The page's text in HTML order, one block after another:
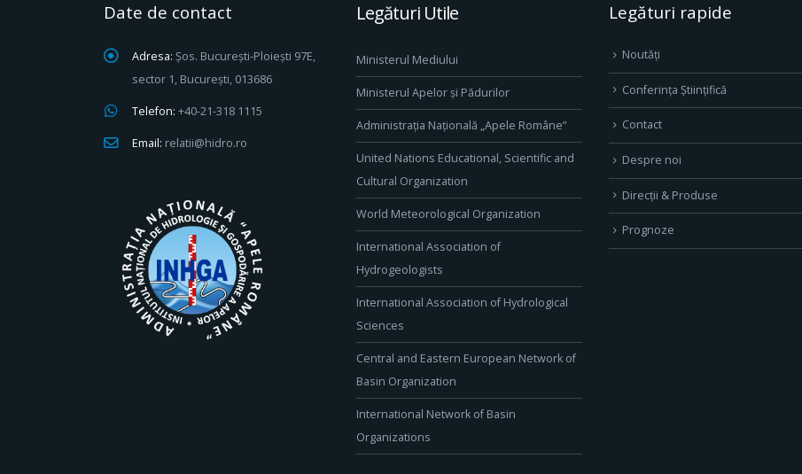
Date de contact
Adresa: Șos. București-Ploiești 97E,
sector 1, București, 013686
Telefon: +40-21-318 1115
Email: relatii@hidro.ro
Legături Utile
Ministerul Mediului
Ministerul Apelor și Pădurilor
Administrația Națională „Apele Române”
United Nations Educational, Scientific and
Cultural Organization
World Meteorological Organization
International Association of
Hydrogeologists
International Association of Hydrological
Sciences
Central and Eastern European Network of
Basin Organization
International Network of Basin
Organizations
Legături rapide
Noutăți
Conferința Științifică
Contact
Despre noi
Direcţii & Produse
Prognoze